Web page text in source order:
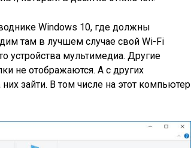
Windows 10, где должны
там в лучшем случае свой Wi-Fi
устройства мультимедиа. Другие
не отображаются. А с других
зайти. В том числе на этот компьютер